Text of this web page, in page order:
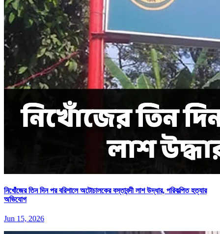
নিখোঁজের তিন দিন পর বরিশালে অটোচালকের বস্তাবন্দী লাশ উদ্ধার, পরিকল্পিত হত্যার
অভিযোগ
Jun 15, 2026